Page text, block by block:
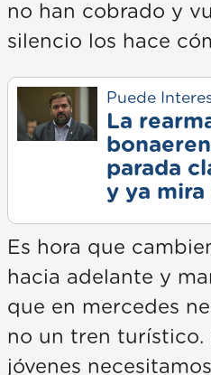
no han cobrado y
silencio los hace
Puede
La
parada
y ya
Es hora que
hacia adelante y
que en mercedes
no un tren turístico.
jóvenes